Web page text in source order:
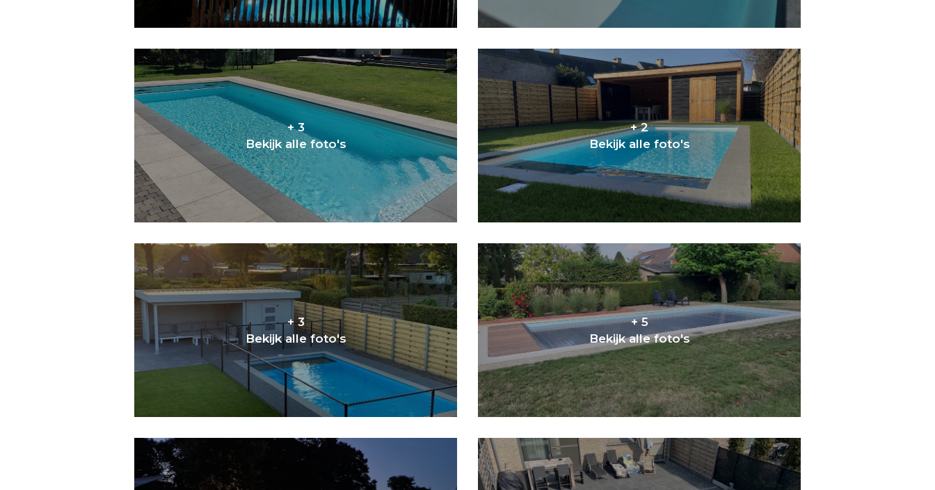
+ 3
Bekijk alle foto's
+ 2
Bekijk alle foto's
+ 3
Bekijk alle foto's
+ 5
Bekijk alle foto's